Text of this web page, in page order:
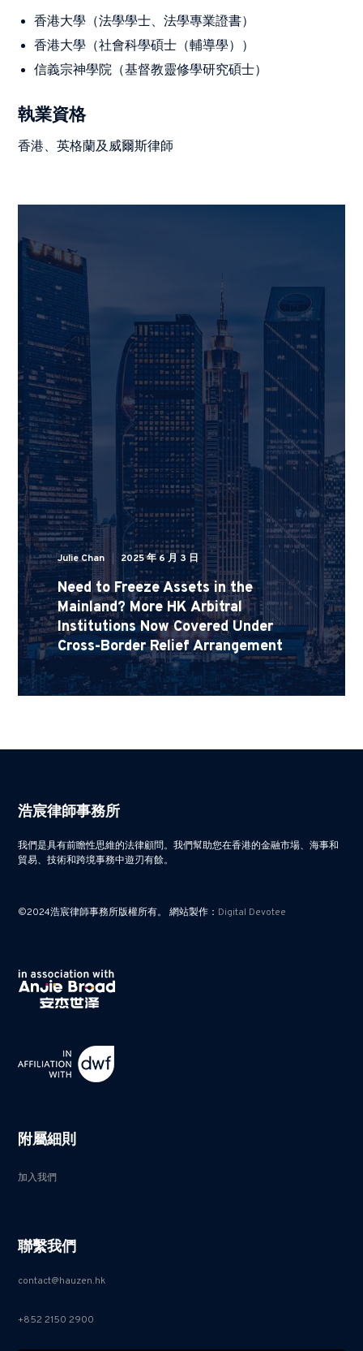
香港大學（法學學士、法學專業證書）
香港大學（社會科學碩士（輔導學））
信義宗神學院（基督教靈修學研究碩士）
執業資格
香港、英格蘭及威爾斯律師
Julie Chan 2025 年 6 月 3 日
Need to Freeze Assets in the
Mainland? More HK Arbitral
Institutions Now Covered Under
Cross-Border Relief Arrangement
浩宸律師事務所
我們是具有前瞻性思維的法律顧問。我們幫助您在香港的金融市場、海事和
貿易、技術和跨境事務中遊刃有餘。
©2024浩宸律師事務所版權所有。 網站製作： Digital Devotee
附屬細則
加入我們
聯繫我們
contact@hauzen.hk
+852 2150 2900